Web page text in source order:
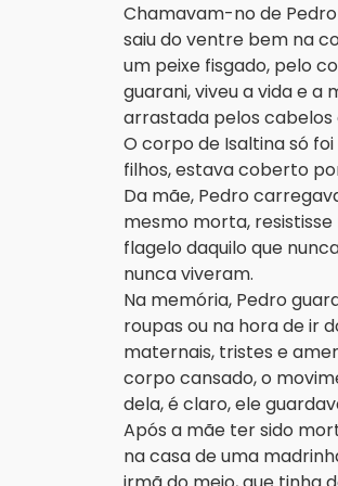
Chamavam-no de
saiu do ventre bem na
um peixe fisgado, pelo
guarani, viveu a vida e
arrastada pelos cabelos
O corpo de Isaltina só
filhos, estava coberto
Da mãe, Pedro
mesmo morta,
flagelo daquilo que
nunca viveram.
Na memória, Pedro
roupas ou na hora de ir
maternais, tristes e
corpo cansado, o
dela, é claro, ele
Após a mãe ter sido
na casa de uma